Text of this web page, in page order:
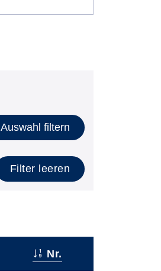
Auswahl filtern
Filter leeren
Nr.